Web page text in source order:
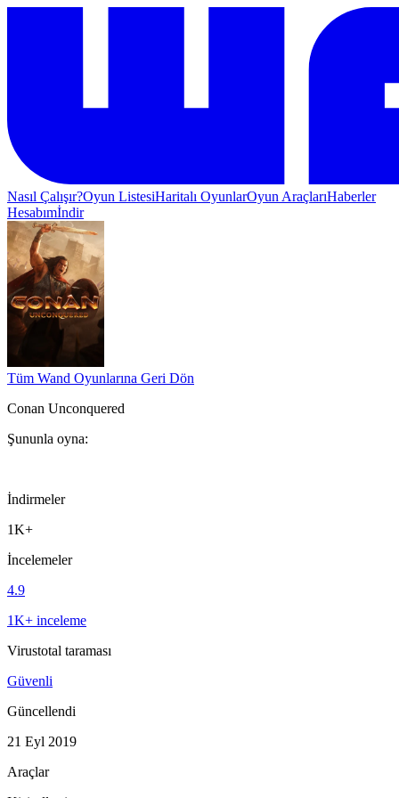
Nasıl Çalışır?Oyun ListesiHaritalı OyunlarOyun AraçlarıHaberler
Hesabımİndir
Tüm Wand Oyunlarına Geri Dön
Conan Unconquered
Şununla oyna:
İndirmeler
1K+
İncelemeler
4.9
1K+ inceleme
Virustotal taraması
Güvenli
Güncellendi
21 Eyl 2019
Araçlar